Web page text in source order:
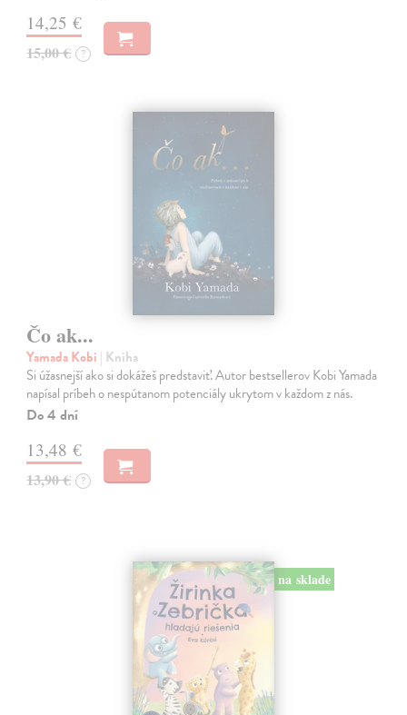
14,25 €
15,00 € ?
Čo ak...
Yamada Kobi | Kniha
Si úžasnejší ako si dokážeš predstaviť. Autor bestsellerov Kobi Yamada
napísal príbeh o nespútanom potenciály ukrytom v každom z nás.
Do 4 dní
13,48 €
13,90 € ?
na sklade